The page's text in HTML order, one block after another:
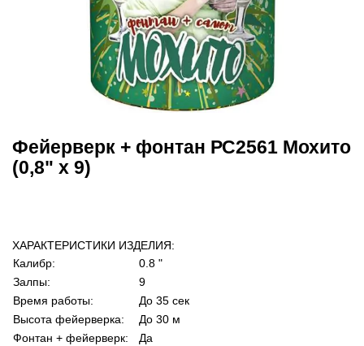
Фейерверк + фонтан РС2561 Мохито
(0,8" х 9)
ХАРАКТЕРИСТИКИ ИЗДЕЛИЯ:
Калибр:
0.8 "
Залпы:
9
Время работы:
До 35 сек
Высота фейерверка:
До 30 м
Фонтан + фейерверк:
Да